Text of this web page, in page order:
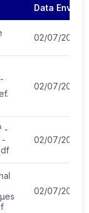
Data Envio
02/07/2026
02/07/2026
-
-
02/07/2026
02/07/2026